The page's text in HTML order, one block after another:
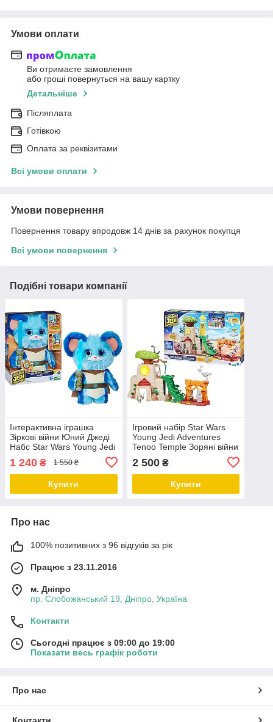
Умови оплати
Ви отримаєте замовлення
або гроші повернуться на вашу картку
Детальніше
Післяплата
Готівкою
Оплата за реквізитами
Всі умови оплати
Умови повернення
Повернення товару впродовж 14 днів за рахунок покупця
Всі умови повернення
Подібні товари компанії
Інтерактивна іграшка
Зіркові війни Юний Джеді
Набс Star Wars Young Jedi
Adventures Jabberin' Jedi
Nubs 28см
1 240 ₴ 1 550 ₴
Купити
Ігровий набір Star Wars
Young Jedi Adventures
Tenoo Temple Зоряні війни
2 500₴
Купити
Про нас
100% позитивних з 96 відгуків за рік
Працює з 23.11.2016
м. Дніпро
пр. Слобожанський 19, Дніпро, Україна
Контакти
Сьогодні працює з 09:00 до 19:00
Показати весь графік роботи
Про нас